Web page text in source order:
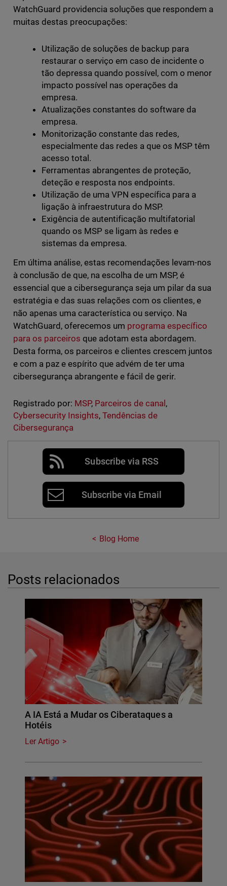
WatchGuard providencia soluções que respondem a
muitas destas preocupações:
Utilização de soluções de backup para
restaurar o serviço em caso de incidente o
tão depressa quando possível, com o menor
impacto possível nas operações da
empresa.
Atualizações constantes do software da
empresa.
Monitorização constante das redes,
especialmente das redes a que os MSP têm
acesso total.
Ferramentas abrangentes de proteção,
deteção e resposta nos endpoints.
Utilização de uma VPN específica para a
ligação à infraestrutura do MSP.
Exigência de autentificação multifatorial
quando os MSP se ligam às redes e
sistemas da empresa.
Em última análise, estas recomendações levam-nos
à conclusão de que, na escolha de um MSP, é
essencial que a cibersegurança seja um pilar da sua
estratégia e das suas relações com os clientes, e
não apenas uma característica ou serviço. Na
WatchGuard, oferecemos um programa específico
para os parceiros que adotam esta abordagem.
Desta forma, os parceiros e clientes crescem juntos
e com a paz e espírito que advém de ter uma
cibersegurança abrangente e fácil de gerir.
Registrado por: MSP, Parceiros de canal ,
Cybersecurity Insights, Tendências de
Cibersegurança
Subscribe via RSS
Subscribe via Email
Blog Home
Posts relacionados
A IA Está a Mudar os Ciberataques a
Hotéis
Ler Artigo